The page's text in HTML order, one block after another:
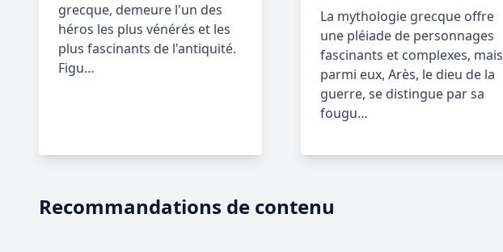
grecque, demeure l'un des
héros les plus vénérés et les
plus fascinants de l'antiquité.
Figu…
La mythologie grecque offre
une pléiade de personnages
fascinants et complexes, mais
parmi eux, Arès, le dieu de la
guerre, se distingue par sa
fougu…
Recommandations de contenu